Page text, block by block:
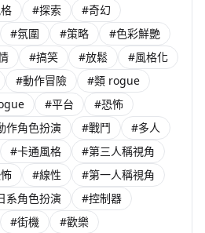
#探索
#奇幻
#氛圍 #策略
#色彩鮮艷
#搞笑 #放鬆
#風格化
#動作冒險
#類 rogue
#平台
#恐怖
作角色扮演 #戰鬥
#多人
#卡通風格
#第三人稱視角
#線性
#第一人稱視角
系角色扮演
#控制器
#街機
#歡樂